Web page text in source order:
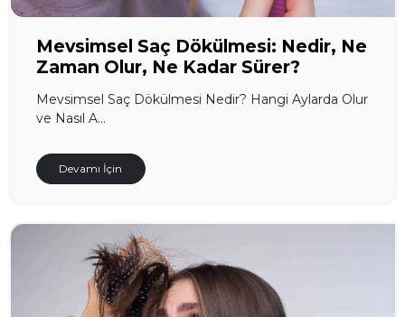
Mevsimsel Saç Dökülmesi: Nedir, Ne
Zaman Olur, Ne Kadar Sürer?
Mevsimsel Saç Dökülmesi Nedir? Hangi Aylarda Olur
ve Nasıl A...
Devamı İçin